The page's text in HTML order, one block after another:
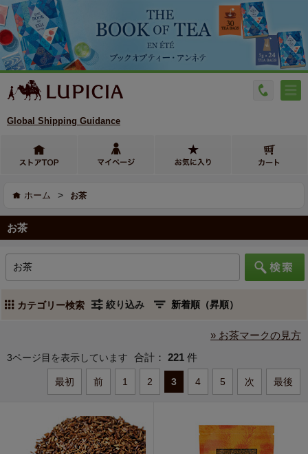
Global Shipping Guidance
ホーム > お茶
お茶
カテゴリー検索 絞り込み
» お茶マークの見方
3ページ目を表示しています 合計： 221 件
最初 前 1 2 3 4 5 次 最後